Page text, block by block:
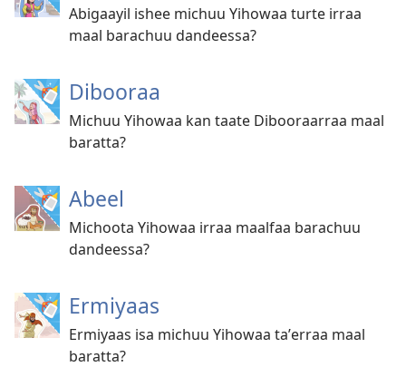
Abigaayil ishee michuu Yihowaa turte irraa
maal barachuu dandeessa?
Dibooraa
Michuu Yihowaa kan taate Dibooraarraa maal
baratta?
Abeel
Michoota Yihowaa irraa maalfaa barachuu
dandeessa?
Ermiyaas
Ermiyaas isa michuu Yihowaa taʼerraa maal
baratta?